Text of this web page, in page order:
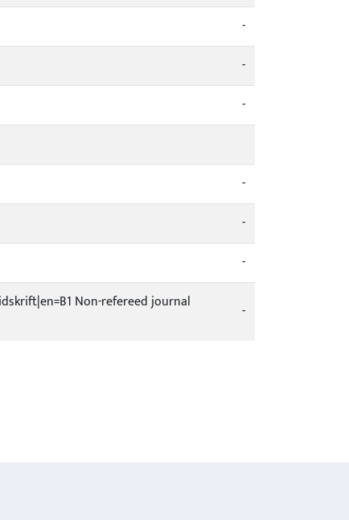
-
-
-
-
-
-
Non-refereed journal
-